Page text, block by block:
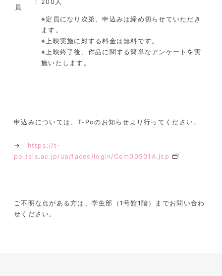
員
： 200人
※定員になり次第、申込みは締め切らせていただき
ます。
※上映実施に対する料金は無料です。
※上映終了後、作品に関する簡単なアンケートを実
施いたします。
申込みについては、T-Poのお知らせより行ってください。
→ https://t-
po.tais.ac.jp/up/faces/login/Com00501A.jsp
ご不明な点がある方は、学生部（1号館1階）までお問い合わ
せください。